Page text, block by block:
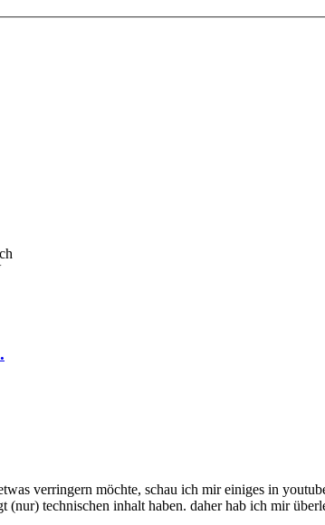
verringern möchte, schau ich mir einiges in
(nur) technischen inhalt haben. daher hab ich mir